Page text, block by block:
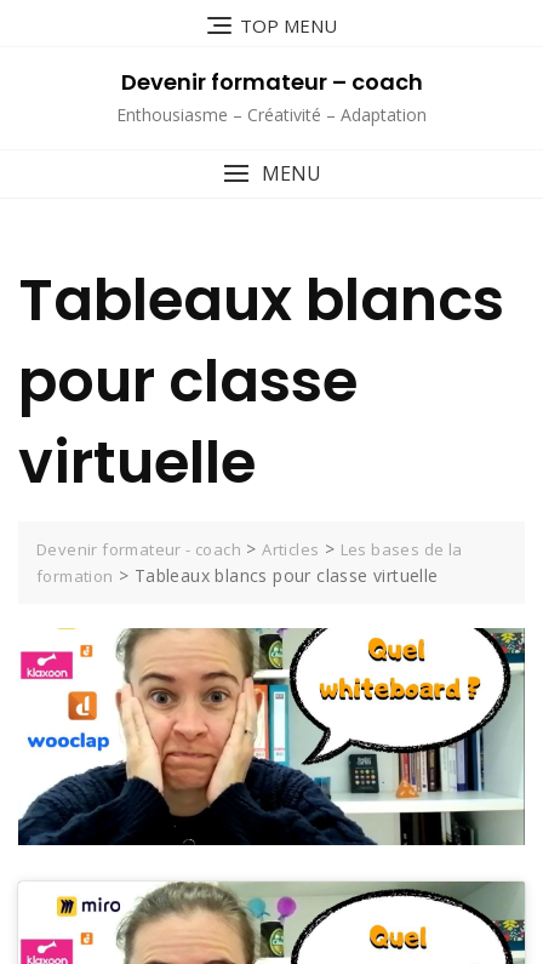
TOP MENU
Devenir formateur – coach
Enthousiasme – Créativité – Adaptation
MENU
Tableaux blancs
pour classe
virtuelle
Devenir formateur - coach >Articles > Les bases de la
formation > Tableaux blancs pour classe virtuelle